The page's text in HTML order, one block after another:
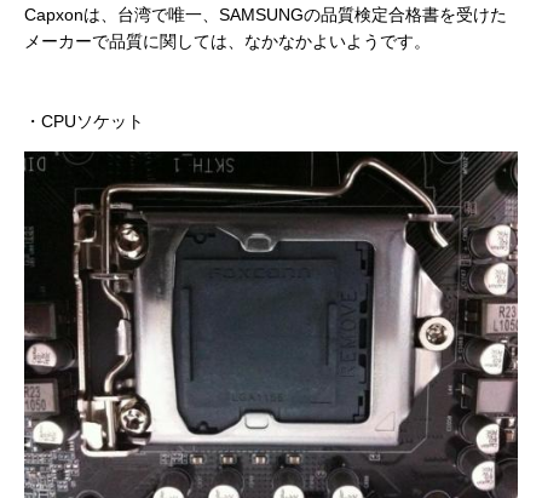
Capxonは、台湾で唯一、SAMSUNGの品質検定合格書を受けた
メーカーで品質に関しては、なかなかよいようです。
・CPUソケット